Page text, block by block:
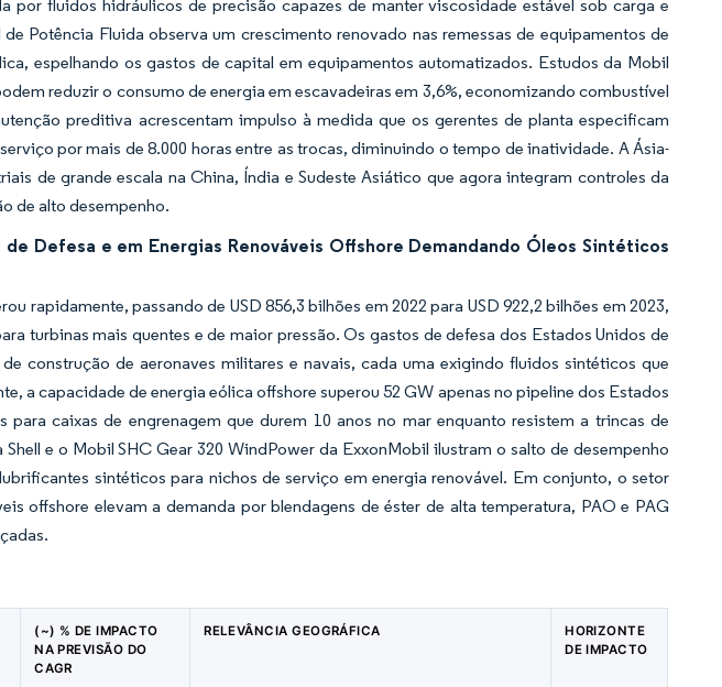
por fluidos hidráulicos de precisão capazes de manter viscosidade estável sob carga e
Potência Fluida observa um crescimento renovado nas remessas de equipamentos de
espelhando os gastos de capital em equipamentos automatizados. Estudos da Mobil
reduzir o consumo de energia em escavadeiras em 3,6%, economizando combustível
preditiva acrescentam impulso à medida que os gerentes de planta especificam
por mais de 8.000 horas entre as trocas, diminuindo o tempo de inatividade. A Ásia-
de grande escala na China, Índia e Sudeste Asiático que agora integram controles da
de alto desempenho.
Defesa e em Energias Renováveis Offshore Demandando Óleos Sintéticos
rapidamente, passando de USD 856,3 bilhões em 2022 para USD 922,2 bilhões em 2023,
turbinas mais quentes e de maior pressão. Os gastos de defesa dos Estados Unidos de
construção de aeronaves militares e navais, cada uma exigindo fluidos sintéticos que
a capacidade de energia eólica offshore superou 52 GW apenas no pipeline dos Estados
para caixas de engrenagem que durem 10 anos no mar enquanto resistem a trincas de
e o Mobil SHC Gear 320 WindPower da ExxonMobil ilustram o salto de desempenho
sintéticos para nichos de serviço em energia renovável. Em conjunto, o setor
offshore elevam a demanda por blendagens de éster de alta temperatura, PAO e PAG
(~) % DE IMPACTO
NA PREVISÃO DO
CAGR
RELEVÂNCIA GEOGRÁFICA
HORIZONTE
DE IMPACTO